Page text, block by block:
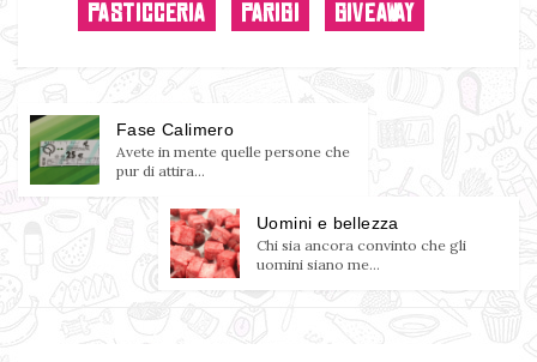
PASTICCERIA PARIGI GIVEAWAY
Fase Calimero
Avete in mente quelle persone che
pur di attira...
Uomini e bellezza
Chi sia ancora convinto che gli
uomini siano me...